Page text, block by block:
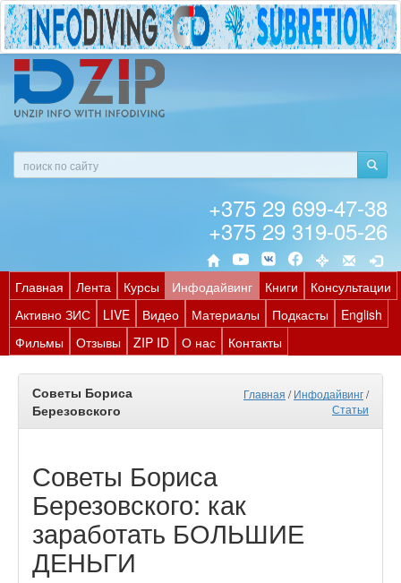
+375 29 699-47-38
+375 29 319-05-26
Главная Лента Курсы Инфодайвинг Книги
Консультации
Активно ЗИС
LIVE Видео Материалы Подкасты
English
Фильмы
Отзывы ZIP ID О нас Контакты
Советы Бориса
Березовского
Главная /Инфодайвинг/
Статьи
Советы Бориса
Березовского: как
заработать БОЛЬШИЕ
ДЕНЬГИ